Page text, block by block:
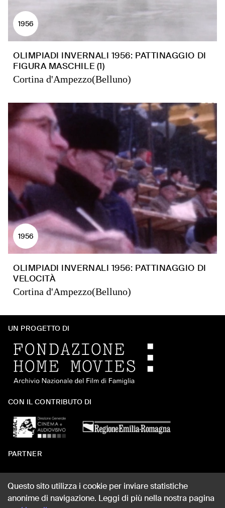
1956
OLIMPIADI INVERNALI 1956: PATTINAGGIO DI
FIGURA MASCHILE (1)
Cortina d'Ampezzo(Belluno)
1956
OLIMPIADI INVERNALI 1956: PATTINAGGIO DI
VELOCITÀ
Cortina d'Ampezzo(Belluno)
UN PROGETTO DI
CON IL CONTRIBUTO DI
PARTNER
Questo sito utilizza i cookie per inviare statistiche
anonime di navigazione. Leggi di più nella nostra pagina